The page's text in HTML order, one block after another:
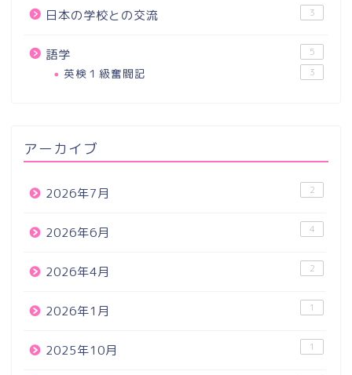
日本の学校との交流 3
語学 5
英検１級奮闘記 3
アーカイブ
2026年7月 2
2026年6月 4
2026年4月 2
2026年1月 1
2025年10月 1